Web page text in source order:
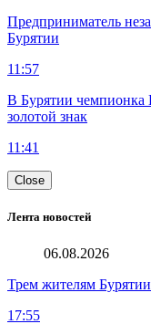
Предприниматель
Бурятии
11:57
В Бурятии чемпионка
золотой знак
11:41
Close
Лента новостей
06.08.2026
Трем жителям
17:55